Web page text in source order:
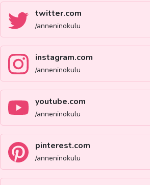
twitter.com
/anneninokulu
instagram.com
/anneninokulu
youtube.com
/anneninokulu
pinterest.com
/anneninokulu